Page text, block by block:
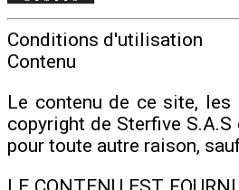
Conditions d'utilisation
Contenu
Le contenu de ce site,
copyright de Sterfive
pour toute autre raison,